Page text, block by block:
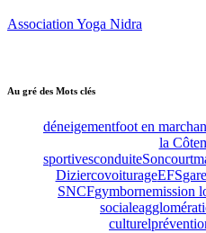
Association Yoga Nidra
Au gré des Mots clés
déneigementfoot en
la Côte
sportivesconduiteSoncourt
DiziercovoiturageEFSgare
SNCFgymbornemission
sociale
culturel